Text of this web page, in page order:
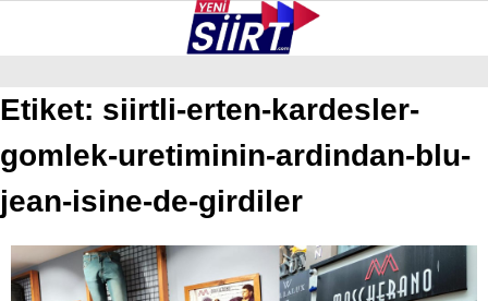
GALERİ VİDEO YAZARLAR
BAYKAN
Etiket: siirtli-erten-kardesler-
gomlek-uretiminin-ardindan-blu-
jean-isine-de-girdiler